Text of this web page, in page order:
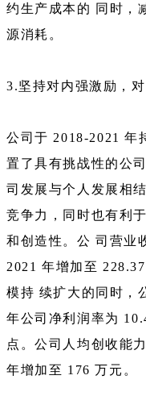
约生产成本的 同时，
源消耗。
3.坚持对内强激励，
公司于 2018-2021 年
置了具有挑战性的公
司发展与个人发展相
竞争力，同时也有利
和创造性。公 司营业
2021 年增加至
模持 续扩大的同时，
年公司净利润率为
点。公司人均创收能
年增加至 176 万元。